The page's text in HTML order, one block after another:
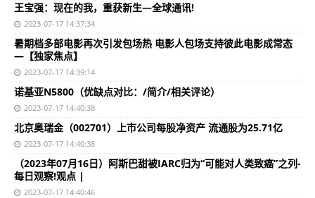
王宝强：现在的我，重获新生—全球通讯!
2023-07-17 14:37:34
暑期档多部电影再次引发包场热 电影人包场支持彼此电影成常态
—【独家焦点】
2023-07-17 14:39:14
诺基亚N5800（优缺点对比：/简介/相关评论）
2023-07-17 14:40:38
北京奥瑞金（002701）上市公司每股净资产 流通股为25.71亿
2023-07-17 14:40:38
（2023年07月16日）阿斯巴甜被IARC归为“可能对人类致癌”之列-
每日观察!观点 |
2023-07-17 14:40:46